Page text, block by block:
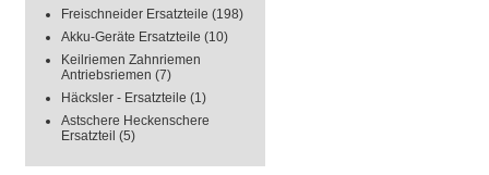
Freischneider Ersatzteile (198)
Akku-Geräte Ersatzteile (10)
Keilriemen Zahnriemen
Antriebsriemen (7)
Häcksler - Ersatzteile (1)
Astschere Heckenschere
Ersatzteil (5)